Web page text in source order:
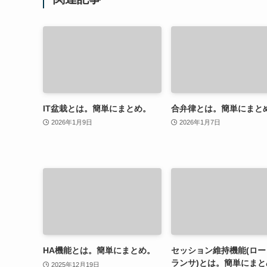
IT盆栽とは。簡単にまとめ。
2026年1月9日
合弁律とは。簡単にまと
2026年1月7日
HA機能とは。簡単にまとめ。
2025年12月19日
セッション維持機能(ロ
ランサ)とは。簡単にま